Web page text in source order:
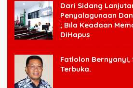
Dari Sidang
Penyalagunaan
; Bila Keadaan
DiHapus
Fatlolon Bernyanyi,
Terbuka.